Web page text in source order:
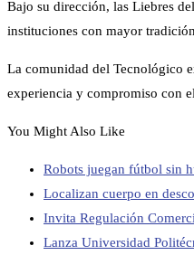
Bajo su dirección, las Liebres
instituciones con mayor
La comunidad del Tecnológico
experiencia y compromiso con
You Might Also Like
Robots juegan fútbol sin
Localizan cuerpo en
Invita Regulación
Lanza Universidad